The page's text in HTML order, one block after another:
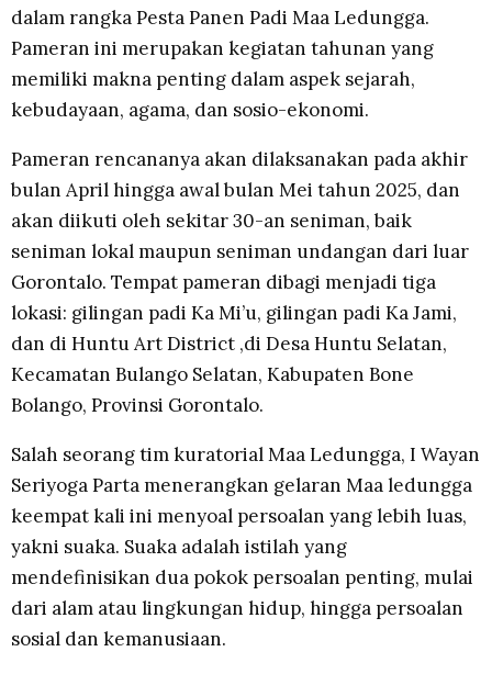
dalam rangka Pesta Panen Padi Maa Ledungga.
Pameran ini merupakan kegiatan tahunan yang
memiliki makna penting dalam aspek sejarah,
kebudayaan, agama, dan sosio-ekonomi.
Pameran rencananya akan dilaksanakan pada akhir
bulan April hingga awal bulan Mei tahun 2025, dan
akan diikuti oleh sekitar 30-an seniman, baik
seniman lokal maupun seniman undangan dari luar
Gorontalo. Tempat pameran dibagi menjadi tiga
lokasi: gilingan padi Ka Mi’u, gilingan padi Ka Jami,
dan di Huntu Art District ,di Desa Huntu Selatan,
Kecamatan Bulango Selatan, Kabupaten Bone
Bolango, Provinsi Gorontalo.
Salah seorang tim kuratorial Maa Ledungga, I Wayan
Seriyoga Parta menerangkan gelaran Maa ledungga
keempat kali ini menyoal persoalan yang lebih luas,
yakni suaka. Suaka adalah istilah yang
mendefinisikan dua pokok persoalan penting, mulai
dari alam atau lingkungan hidup, hingga persoalan
sosial dan kemanusiaan.